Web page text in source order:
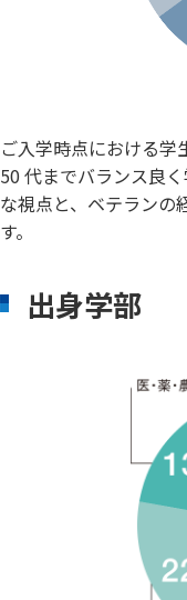
ご入学時点における学
50 代までバランス良
な視点と、ベテランの
す。
出身学部